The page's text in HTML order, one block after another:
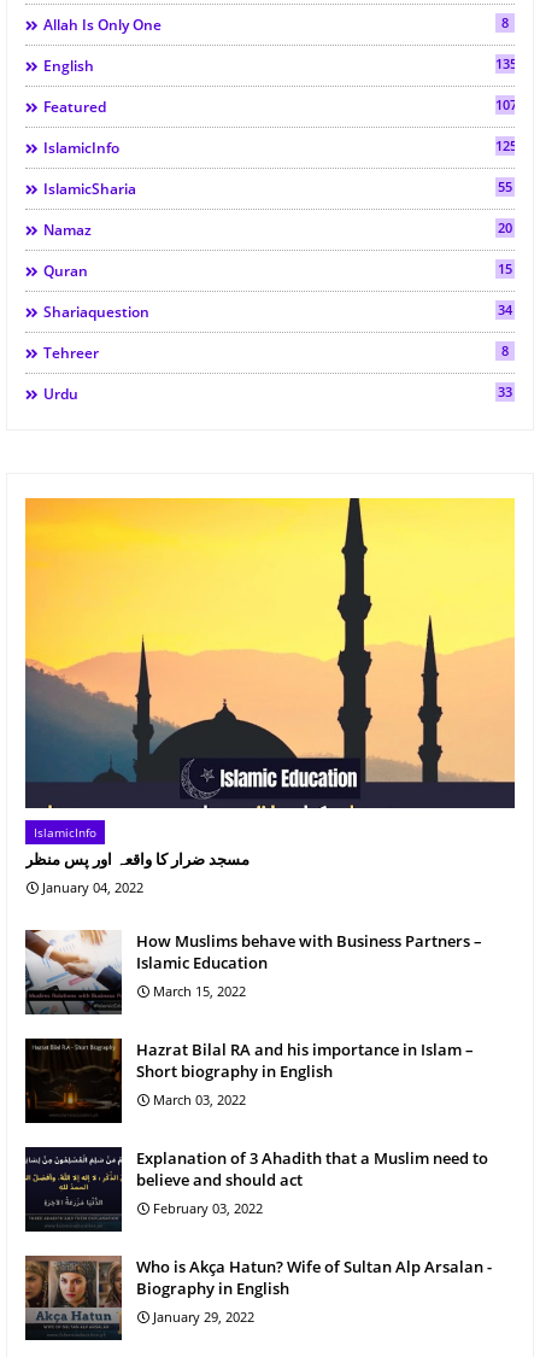
Allah Is Only One 8
English 135
Featured 107
IslamicInfo 125
IslamicSharia 55
Namaz 20
Quran 15
Shariaquestion 34
Tehreer 8
Urdu 33
IslamicInfo
مسجد ضرار کا واقعہ اور پس منظر
January 04, 2022
How Muslims behave with Business Partners –
Islamic Education
March 15, 2022
Hazrat Bilal RA and his importance in Islam –
Short biography in English
March 03, 2022
Explanation of 3 Ahadith that a Muslim need to
believe and should act
February 03, 2022
Who is Akça Hatun? Wife of Sultan Alp Arsalan -
Biography in English
January 29, 2022